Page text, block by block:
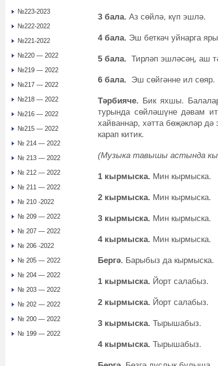
3 бала. Аз сөйлә, күп эшлә.
4 бала. Эш беткәч уйнарга
5 бала. Тирләп эшләсәң, аш
6 бала. Эш сөйгәнне ил сөяр.
Тәрбияче. Бик яхшы.
турында сөйләшүне дәвам
хайваннар, хәтта бөҗәкләр
карап китик.
(Музыка тавышы астында
1 кырмыска. Мин кырмыска.
2 кырмыска. Мин кырмыска.
3 кырмыска. Мин кырмыска.
4 кырмыска. Мин кырмыска.
Бергә. Барыбыз да кырмыска.
1 кырмыска. Йорт салабыз.
2 кырмыска. Йорт салабыз.
3 кырмыска. Тырышабыз.
4 кырмыска. Тырышабыз.
№223-2023
№222-2022
№221-2022
№220 — 2022
№219 — 2022
№217 — 2022
№218 — 2022
№216 — 2022
№215 — 2022
№ 214 — 2022
№ 213 — 2022
№ 212 — 2022
№ 211 — 2022
№ 210 -2022
№ 209 — 2022
№ 207 — 2022
№ 206 -2022
№ 205 — 2022
№ 204 — 2022
№ 203 — 2022
№ 202 — 2022
№ 200 — 2022
№ 199 — 2022